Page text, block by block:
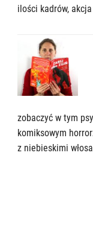
ilości kadrów,
zobaczyć w tym
komiksowym
z niebieskimi